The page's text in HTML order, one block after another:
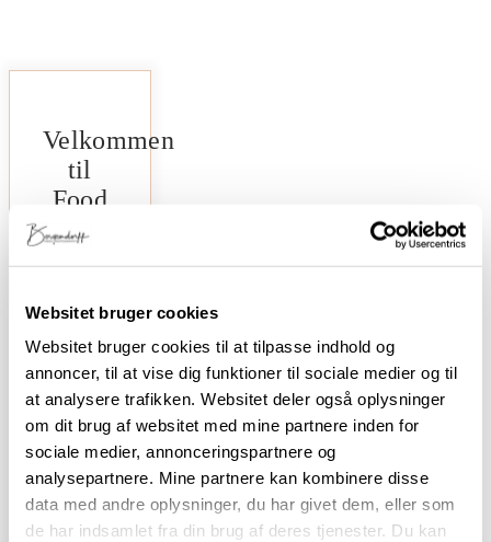
Websitet bruger cookies
Websitet bruger cookies til at tilpasse indhold og
annoncer, til at vise dig funktioner til sociale medier og til
at analysere trafikken. Websitet deler også oplysninger
om dit brug af websitet med mine partnere inden for
sociale medier, annonceringspartnere og
analysepartnere. Mine partnere kan kombinere disse
data med andre oplysninger, du har givet dem, eller som
de har indsamlet fra din brug af deres tjenester. Du kan
Velkommen
til
Food
by
Velkommen
til Food
by
Bergendorff,
fyldt med
visuel
inspiration,
opskrifter
og
blogindlæg
om kost
og sund
livsstil.